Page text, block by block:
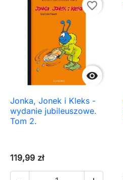

favorite_border
Jonka, Jonek i Kleks -
wydanie jubileuszowe.
Tom 2.
119,99 zł